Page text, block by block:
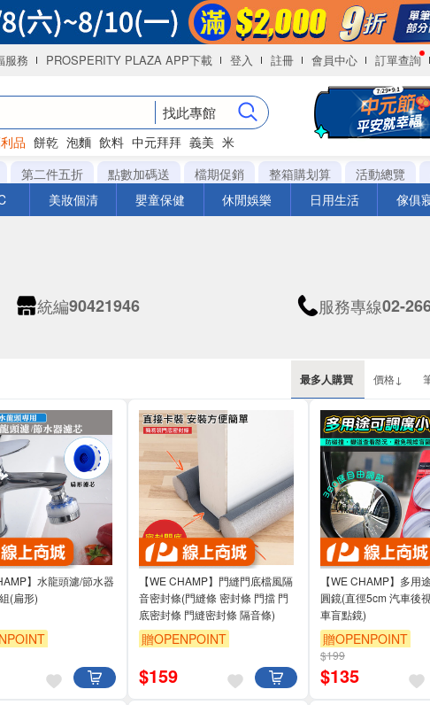
服務 PROSPERITY PLAZA APP下載 登入 註冊 會員中心 訂單查詢
找此專館
品 餅乾 泡麵 飲料 中元拜拜 義美 米
第二件五折 點數加碼送 檔期促銷 整箱購划算 活動總覽
美妝個清 嬰童保健 休閒娛樂 日用生活 傢俱
統編90421946 服務專線02-
最多人購買 價格↓
】水龍頭濾/節水器
(扁形)
【WE CHAMP】門縫門底檔風隔
音密封條(門縫條 密封條 門擋 門
底密封條 門縫密封條 隔音條)
贈OPENPOINT
$159
【WE CHAMP】多用
圓鏡(直徑5cm 汽車後
車盲點鏡)
贈OPENPOINT
$199
$135